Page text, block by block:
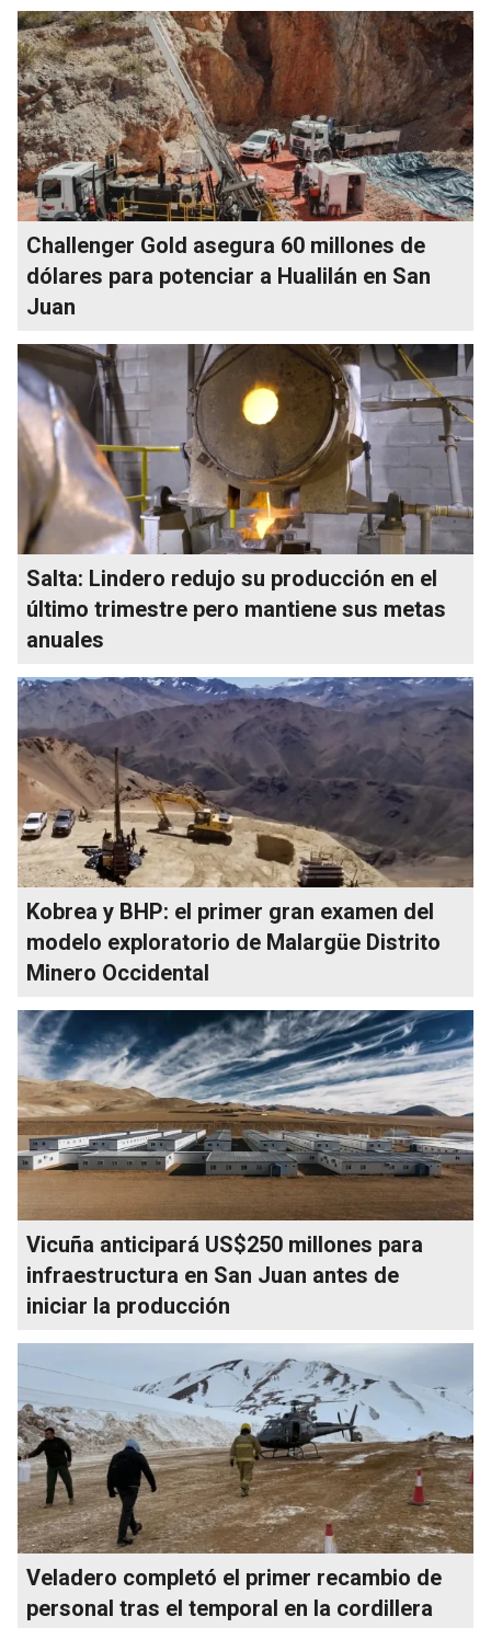
Challenger Gold asegura 60 millones de
dólares para potenciar a Hualilán en San
Juan
Salta: Lindero redujo su producción en el
último trimestre pero mantiene sus metas
anuales
Kobrea y BHP: el primer gran examen del
modelo exploratorio de Malargüe Distrito
Minero Occidental
Vicuña anticipará US$250 millones para
infraestructura en San Juan antes de
iniciar la producción
Veladero completó el primer recambio de
personal tras el temporal en la cordillera